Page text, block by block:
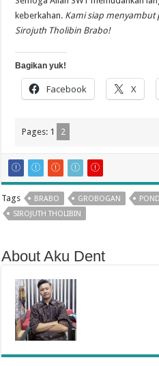
keberkahan. Kami siap menyambut
Sirojuth Tholibin Brabo!
Bagikan yuk!
Facebook X
Pages: 1 2
Tags BRABO GROBOGAN
SIROJUTH THOLIBIN
About Aku Dent